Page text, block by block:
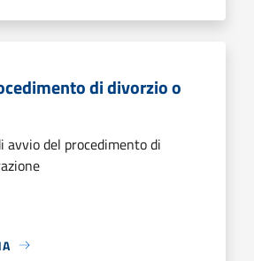
di divorzio o
avvio del procedimento di